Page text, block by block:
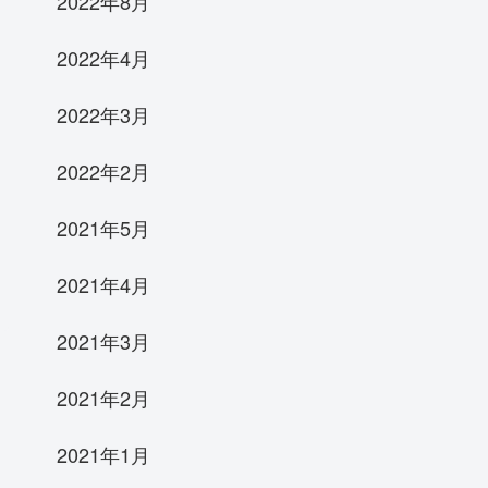
2022年4月
2022年3月
2022年2月
2021年5月
2021年4月
2021年3月
2021年2月
2021年1月